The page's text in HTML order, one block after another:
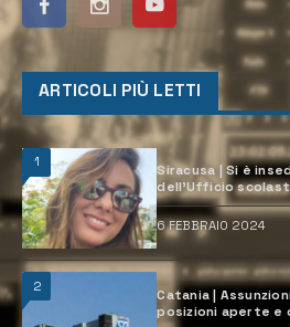
ARTICOLI PIÙ LETTI
1
Siracusa | Si è
dell’Ufficio
6 FEBBRAIO 2024
2
Catania |
posizioni aperte e